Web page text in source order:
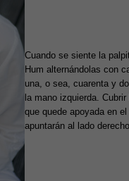
Cuando se siente la
Hum alternándolas con
una, o sea, cuarenta y
la mano izquierda.
que quede apoyada en
apuntarán al lado